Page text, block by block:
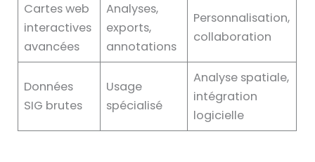
Cartes web
interactives
avancées
Analyses,
exports,
annotations
Personnalisation,
collaboration
Données
SIG brutes
Usage
spécialisé
Analyse spatiale,
intégration
logicielle